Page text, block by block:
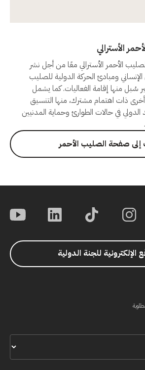
الأسترالي
الأحمر الأسترالي معًا من أجل نشر
الإنساني ومبادئ الحركة الدولية للصليب
سُبل منها إقامة الفعاليات. كما يشمل
أخرى ذات اهتمام مشترك، منها التنسيق
في حالات الطوارئ وحماية المدنيين
صفحة الصليب الأحمر
الإلكترونية للجنة الدولية